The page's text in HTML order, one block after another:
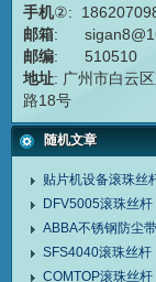
手机②:
邮箱:
邮编: 510510
地址: 广州市白云
路18号
随机文章
贴片机设备滚珠丝
DFV5005滚珠丝杆
ABBA不锈钢防尘带
SFS4040滚珠丝杆
COMTOP滚珠丝杆